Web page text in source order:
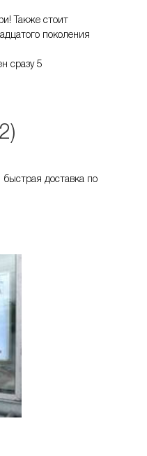
Также стоит
поколения
сразу 5
быстрая доставка по